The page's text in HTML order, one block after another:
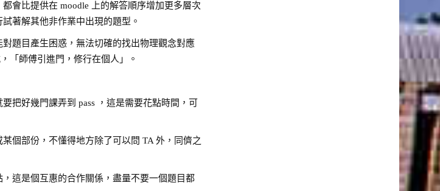
會比提供在 moodle 上的解答順序增加更多層次
著解其他非作業中出現的題型。
題目產生困惑，無法切確的找出物理觀念對應
「師傅引進門，修行在個人」。
把好幾門課弄到 pass ，這是需要花點時間，可
個部份，不懂得地方除了可以問 TA 外，同儕之
這是個互惠的合作關係，盡量不要一個題目都